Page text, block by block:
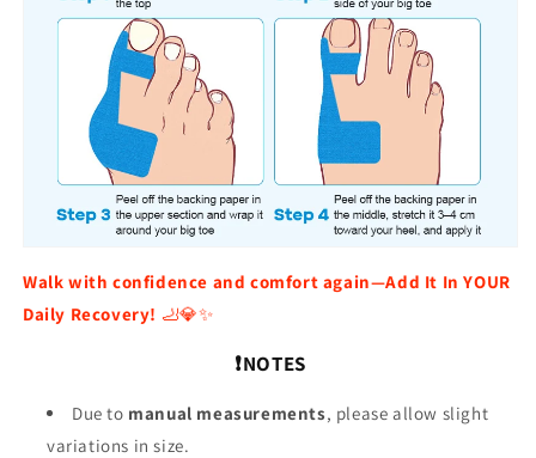
Walk with confidence and comfort again—Add It In YOUR
Daily Recovery! 🦶💎✨
❗NOTES
Due to manual measurements, please allow slight
variations in size.